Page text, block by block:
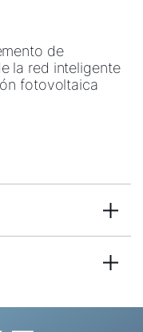
de
la red inteligente
fotovoltaica